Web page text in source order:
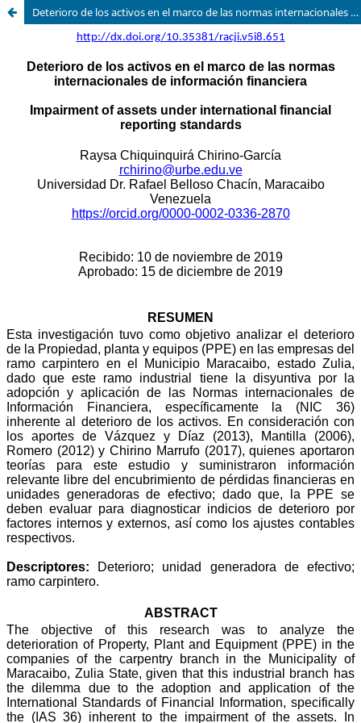
Deterioro de los activos en el marco de las normas internacionales de información financiera